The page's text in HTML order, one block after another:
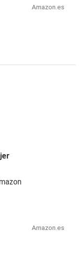
Amazon.es
Amazon.es